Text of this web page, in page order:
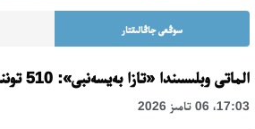
سوڭعى جاڭالىقتار
الماتى وبلىسىندا «تازا بەيسەنبى»: 510 توننا قوقىس شىعارىلدى
17:03، 06 تامىز 2026